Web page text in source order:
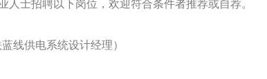
人士招聘以下岗位，欢迎符合条件者推荐或自荐。
线供电系统设计经理）